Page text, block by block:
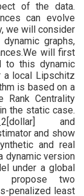
of the data.
can evolve
we will consider
graphs,
will first
to this dynamic
a local Lipschitz
is based on a
Rank Centrality
the static case.
and
and show
and real
dynamic version
under a global
propose two
penalized least